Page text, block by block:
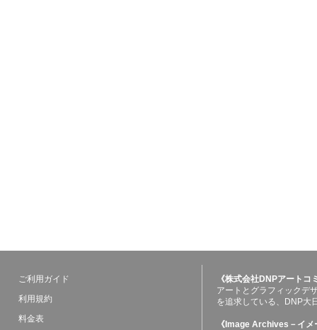
ご利用ガイド
利用規約
料金表
《株式会社DNPアート
アートとグラフィックデ
を追求している、DNP大
《Image Archives－イ